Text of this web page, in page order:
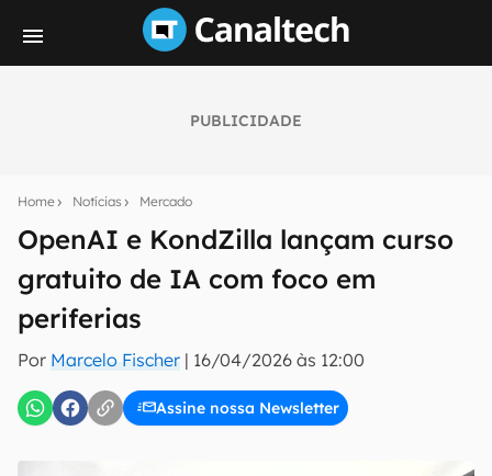
PUBLICIDADE
Home Notícias Mercado
OpenAI e KondZilla lançam curso
gratuito de IA com foco em
periferias
Por Marcelo Fischer | 16/04/2026 às 12:00
Assine nossa Newsletter
notícias e reviews sobre tecnologia em primeira
E-mail
inscreva-se